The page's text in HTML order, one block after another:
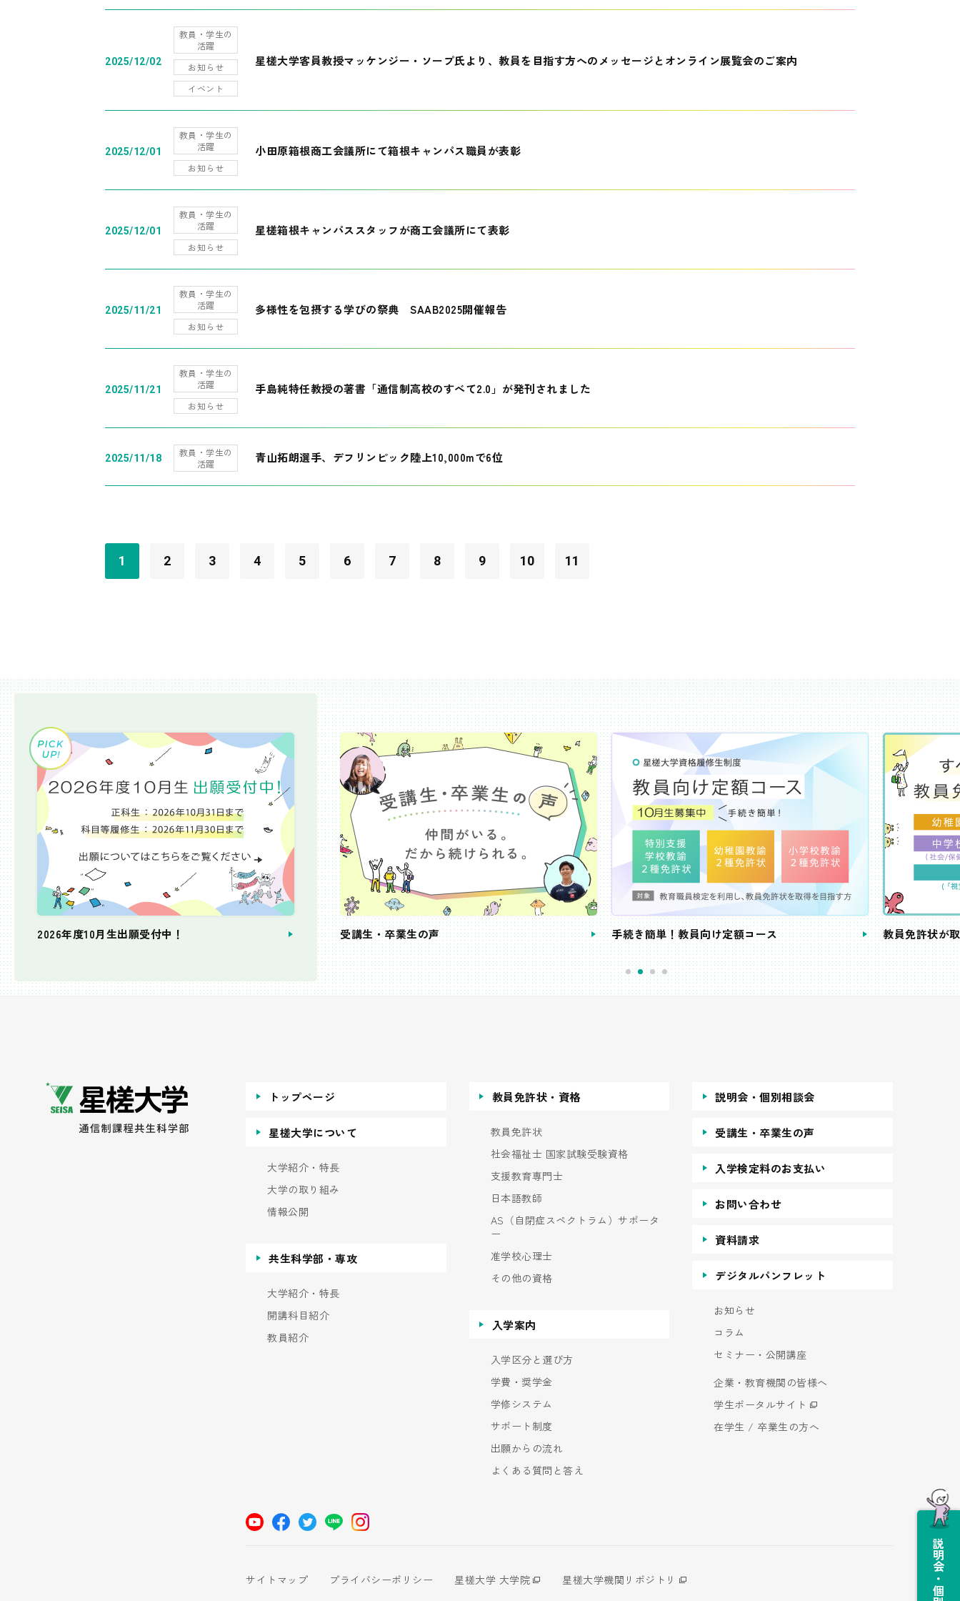
2025/12/02
教員・学生の
活躍
お知らせ
イベント
星槎大学客員教授マッケンジー・ソープ氏より、教員を目指す方へのメッセージとオンライン展覧会のご案内
2025/12/01
教員・学生の
活躍
お知らせ
小田原箱根商工会議所にて箱根キャンパス職員が表彰
2025/12/01
教員・学生の
活躍
お知らせ
星槎箱根キャンパススタッフが商工会議所にて表彰
2025/11/21
教員・学生の
活躍
お知らせ
多様性を包摂する学びの祭典 SAAB2025開催報告
2025/11/21
教員・学生の
活躍
お知らせ
手島純特任教授の著書「通信制高校のすべて2.0」が発刊されました
2025/11/18
教員・学生の
活躍
青山拓朗選手、デフリンピック陸上10,000mで6位
1 2 3 4 5 6 7 8 9 10 11
2026年度10月生出願受付中！
個別相談会 受講生・卒業生の声 手続き簡単！教員向け定額コース 教員免許状が
トップページ
星槎大学について
大学紹介・特長
大学の取り組み
情報公開
共生科学部・専攻
大学紹介・特長
開講科目紹介
教員紹介
教員免許状・資格
教員免許状
社会福祉士 国家試験受験資格
支援教育専門士
日本語教師
AS（自閉症スペクトラム）サポータ
ー
准学校心理士
その他の資格
入学案内
入学区分と選び方
学費・奨学金
学修システム
サポート制度
出願からの流れ
よくある質問と答え
説明会・個別相談会
受講生・卒業生の声
入学検定料のお支払い
お問い合わせ
資料請求
デジタルパンフレット
お知らせ
コラム
セミナー・公開講座
企業・教育機関の皆様へ
学生ポータルサイト
在学生 / 卒業生の方へ
サイトマップ プライバシーポリシー 星槎大学 大学院
星槎大学機関リポジトリ